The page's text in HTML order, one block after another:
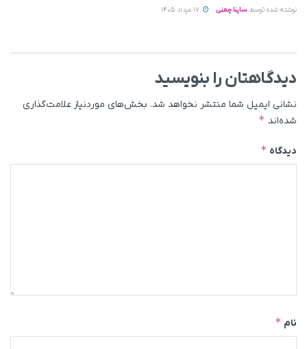
نوشته شده توسط ساینا چمنی
دیدگاهتان را بنویسید
نشانی ایمیل شما منتشر نخواهد شد. بخش‌های موردنیاز علامت‌گذاری
شده‌اند *
دیدگاه *
نام *